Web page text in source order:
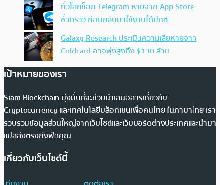
ทั่วโลกช็อก Telegram หายจาก App Store
ชั่วคราว ก่อนกลับมาใช้งานได้ปกติ
Galaxy Research ประเมินความเสียหายจาก
Coldcard อาจพุ่งสูงถึง $130 ล้าน
เป้าหมายของเรา
Siam Blockchain มุ่งมั่นที่จะช่วยนำเสนอสารเกี่ยวกับ
Cryptocurrency และเทคโนโลยีบล็อกเชนเพื่อคนไทย ในภาษาไทย เรา
รวบรวมข้อมูลส่วนใหญ่จากเว็บไซต์และเว็บบอร์ดต่างประเทศและนำมา
แปลส่งตรงถึงฟีดคุณ
เกี่ยวกับเว็บไซต์นี้